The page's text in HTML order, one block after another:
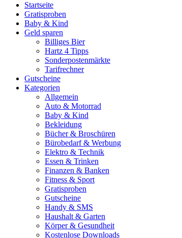
Startseite
Gratisproben
Baby & Kind
Geld sparen
Billiges Bier
Hartz 4 Tipps
Sonderpostenmärkte
Tarifrechner
Gutscheine
Kategorien
Allgemein
Auto & Motorrad
Baby & Kind
Bekleidung
Bücher & Broschüren
Bürobedarf & Werbung
Elektro & Technik
Essen & Trinken
Finanzen & Banken
Fitness & Sport
Gratisproben
Gutscheine
Handy & SMS
Haushalt & Garten
Körper & Gesundheit
Kostenlose Downloads